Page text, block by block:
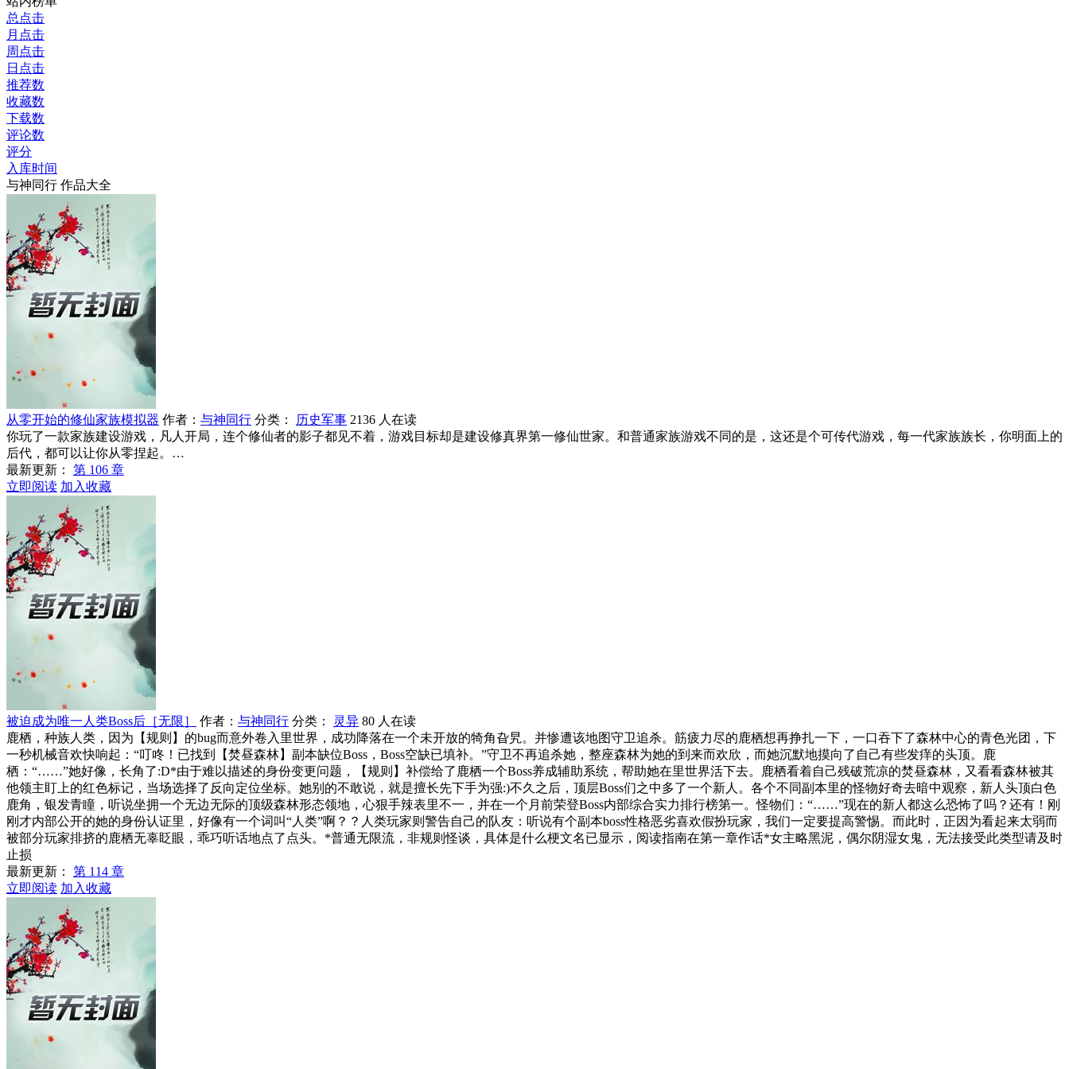
总点击
月点击
周点击
日点击
推荐数
收藏数
下载数
评论数
评分
入库时间
与神同行 作品大全
从零开始的修仙家族模拟器 作者： 与神同行 分类： 历史军事 2136 人在读
你玩了一款家族建设游戏，凡人开局，连个修仙者的影子都见不着，游戏目标却是建设修真界第一修仙世家。和普通家族游戏不同的是，这还是个可传代游戏，每一代家族族长，你明面上的
后代，都可以让你从零捏起。…
最新更新： 第 106 章
立即阅读 加入收藏
被迫成为唯一人类Boss后［无限］ 作者： 与神同行 分类： 灵异 80 人在读
鹿栖，种族人类，因为【规则】的bug而意外卷入里世界，成功降落在一个未开放的犄角旮旯。并惨遭该地图守卫追杀。筋疲力尽的鹿栖想再挣扎一下，一口吞下了森林中心的青色光团，下
一秒机械音欢快响起：“叮咚！已找到【焚昼森林】副本缺位Boss，Boss空缺已填补。”守卫不再追杀她，整座森林为她的到来而欢欣，而她沉默地摸向了自己有些发痒的头顶。鹿
栖：“……”她好像，长角了:D*由于难以描述的身份变更问题，【规则】补偿给了鹿栖一个Boss养成辅助系统，帮助她在里世界活下去。鹿栖看着自己残破荒凉的焚昼森林，又看看森林被其
他领主盯上的红色标记，当场选择了反向定位坐标。她别的不敢说，就是擅长先下手为强:)不久之后，顶层Boss们之中多了一个新人。各个不同副本里的怪物好奇去暗中观察，新人头顶白色
鹿角，银发青瞳，听说坐拥一个无边无际的顶级森林形态领地，心狠手辣表里不一，并在一个月前荣登Boss内部综合实力排行榜第一。怪物们：“……”现在的新人都这么恐怖了吗？还有！刚
刚才内部公开的她的身份认证里，好像有一个词叫“人类”啊？？人类玩家则警告自己的队友：听说有个副本boss性格恶劣喜欢假扮玩家，我们一定要提高警惕。而此时，正因为看起来太弱而
被部分玩家排挤的鹿栖无辜眨眼，乖巧听话地点了点头。*普通无限流，非规则怪谈，具体是什么梗文名已显示，阅读指南在第一章作话*女主略黑泥，偶尔阴湿女鬼，无法接受此类型请及时
止损
最新更新： 第 114 章
立即阅读 加入收藏